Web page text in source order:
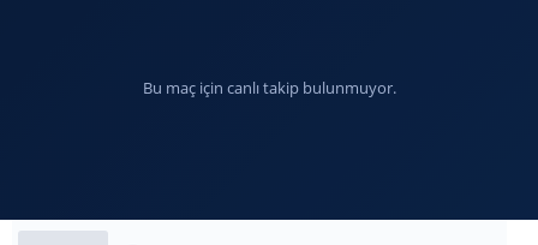
Bu maç için canlı takip bulunmuyor.